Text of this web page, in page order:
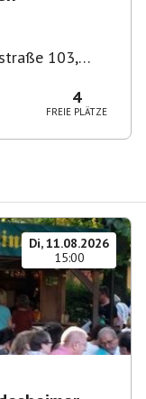
103,
4
FREIE PLÄTZE
Di, 11.08.2026
15:00